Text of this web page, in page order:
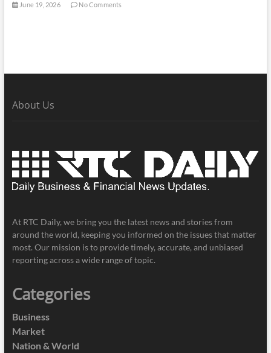
June 19, 2026 No Comments
About Us
At RTC Daily, we bring you the latest news and stories from
around the world, keeping you informed on the issues that matter
most. Our mission is to provide timely, accurate, and unbiased
reporting across a wide range of topic.
Categories
Business
Market
Nation & World